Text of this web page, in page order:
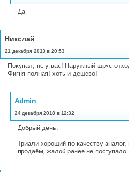
Да
Николай
21 декабря 2018 в 20:53
Покупал, не у вас! Наружный шрус
Фигня полная! хоть и дешево!
Admin
24 декабря 2018 в 12:32
Добрый день.
Триали хороший по качеству
продаём, жалоб ранее не поступало.